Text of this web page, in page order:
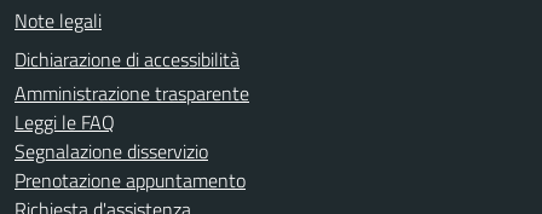
Note legali
Dichiarazione di accessibilità
Amministrazione trasparente
Leggi le FAQ
Segnalazione disservizio
Prenotazione appuntamento